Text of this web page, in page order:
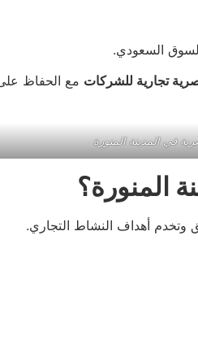
السعودي.
تجارية للشركات مع الحفاظ
في المدينة المنورة
المنورة؟
وتخدم أهداف النشاط التجاري.